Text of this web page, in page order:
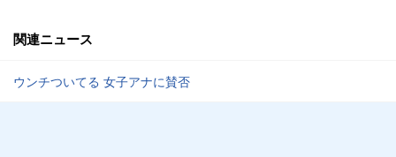
関連ニュース
ウンチついてる 女子アナに賛否